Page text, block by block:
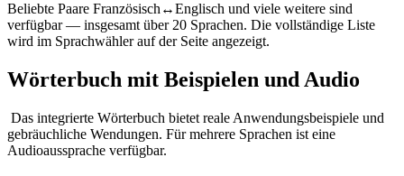
Beliebte Paare Französisch↔Englisch und viele weitere sind
verfügbar — insgesamt über 20 Sprachen. Die vollständige Liste
wird im Sprachwähler auf der Seite angezeigt.
Wörterbuch mit Beispielen und Audio
Das integrierte Wörterbuch bietet reale Anwendungsbeispiele und
gebräuchliche Wendungen. Für mehrere Sprachen ist eine
Audioaussprache verfügbar.